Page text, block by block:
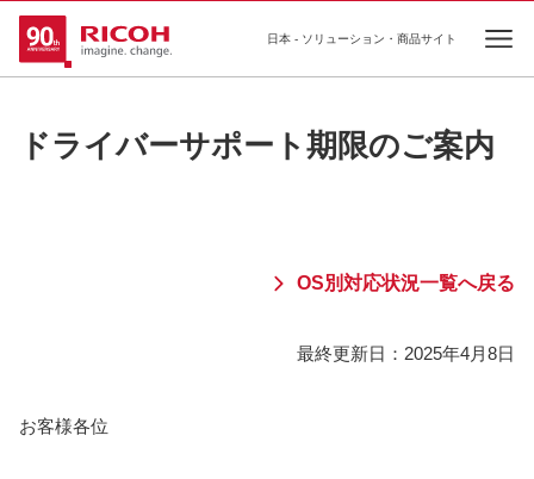
日本 - ソリューション・商品サイト
ドライバーサポート期限のご案内
OS別対応状況一覧へ戻る
最終更新日： 2025年4月8日
お客様各位